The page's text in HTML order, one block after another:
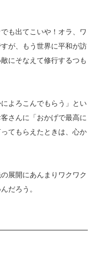
も出てこいや！オラ、ワ
が、もう世界に平和が訪
にそなえて修行するつも
よろこんでもらう」とい
さんに「おかげで最高に
てもらえたときは、心か
展開にあんまりワクワク
だろう。